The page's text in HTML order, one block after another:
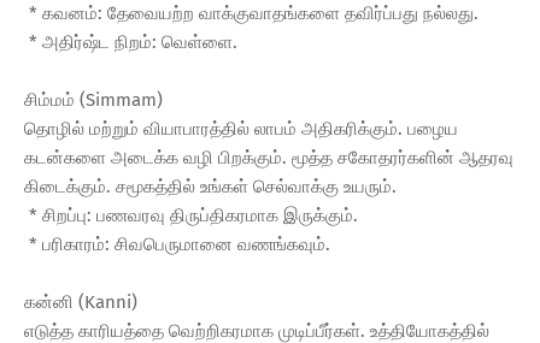
* கவனம்: தேவையற்ற வாக்குவாதங்களை தவிர்ப்பது நல்லது.
* அதிர்ஷ்ட நிறம்: வெள்ளை.
சிம்மம் (Simmam)
தொழில் மற்றும் வியாபாரத்தில் லாபம் அதிகரிக்கும். பழைய
கடன்களை அடைக்க வழி பிறக்கும். மூத்த சகோதரர்களின் ஆதரவு
கிடைக்கும். சமூகத்தில் உங்கள் செல்வாக்கு உயரும்.
* சிறப்பு: பணவரவு திருப்திகரமாக இருக்கும்.
* பரிகாரம்: சிவபெருமானை வணங்கவும்.
கன்னி (Kanni)
எடுத்த காரியத்தை வெற்றிகரமாக முடிப்பீர்கள். உத்தியோகத்தில்